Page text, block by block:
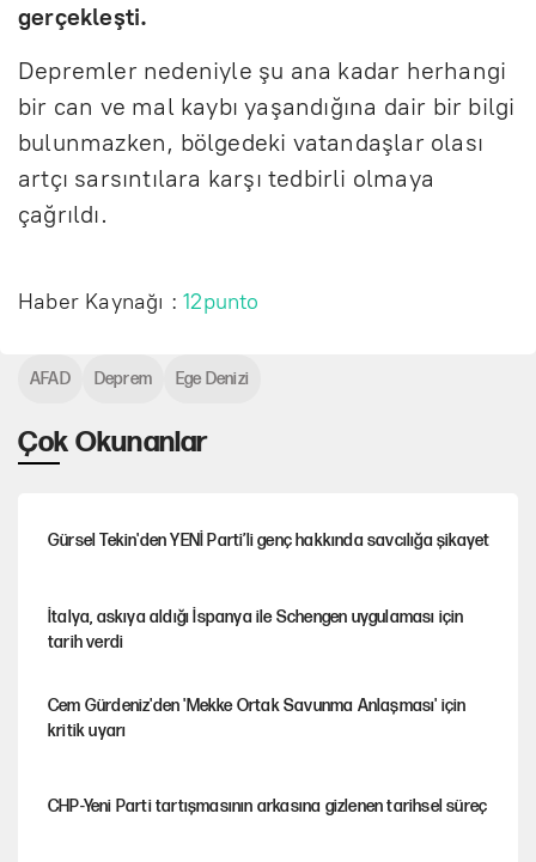
gerçekleşti.
Depremler nedeniyle şu ana kadar herhangi
bir can ve mal kaybı yaşandığına dair bir bilgi
bulunmazken, bölgedeki vatandaşlar olası
artçı sarsıntılara karşı tedbirli olmaya
çağrıldı.
Haber Kaynağı :12punto
Çok Okunanlar
Gürsel Tekin'den YENİ Parti’li genç hakkında savcılığa şikayet
İtalya, askıya aldığı İspanya ile Schengen uygulaması için
tarih verdi
Cem Gürdeniz'den 'Mekke Ortak Savunma Anlaşması' için
kritik uyarı
CHP-Yeni Parti tartışmasının arkasına gizlenen tarihsel süreç
AFAD Deprem Ege Denizi